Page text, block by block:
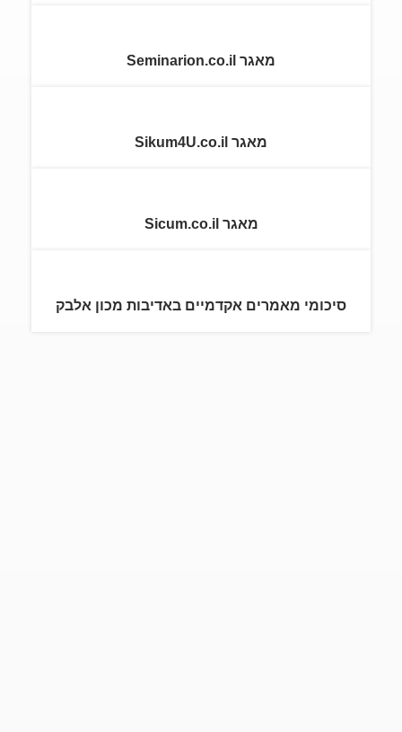
מאגר Seminarion.co.il
מאגר Sikum4U.co.il
מאגר Sicum.co.il
סיכומי מאמרים אקדמיים באדיבות מכון אלבק